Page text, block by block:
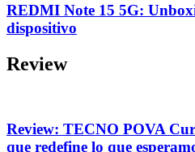
REDMI Note 15 5G:
dispositivo
Review
Review: TECNO POVA
que redefine lo que